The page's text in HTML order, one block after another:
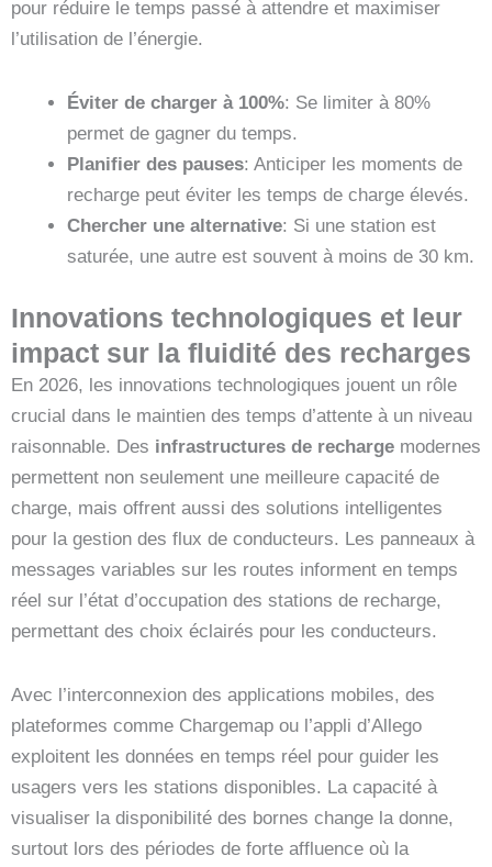
pour réduire le temps passé à attendre et maximiser
l’utilisation de l’énergie.
Éviter de charger à 100%: Se limiter à 80%
permet de gagner du temps.
Planifier des pauses: Anticiper les moments de
recharge peut éviter les temps de charge élevés.
Chercher une alternative: Si une station est
saturée, une autre est souvent à moins de 30 km.
Innovations technologiques et leur
impact sur la fluidité des recharges
En 2026, les innovations technologiques jouent un rôle
crucial dans le maintien des temps d’attente à un niveau
raisonnable. Des infrastructures de recharge modernes
permettent non seulement une meilleure capacité de
charge, mais offrent aussi des solutions intelligentes
pour la gestion des flux de conducteurs. Les panneaux à
messages variables sur les routes informent en temps
réel sur l’état d’occupation des stations de recharge,
permettant des choix éclairés pour les conducteurs.
Avec l’interconnexion des applications mobiles, des
plateformes comme Chargemap ou l’appli d’Allego
exploitent les données en temps réel pour guider les
usagers vers les stations disponibles. La capacité à
visualiser la disponibilité des bornes change la donne,
surtout lors des périodes de forte affluence où la